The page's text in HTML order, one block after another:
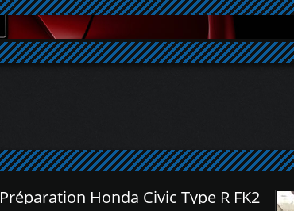
Préparation Honda Civic Type R FK2